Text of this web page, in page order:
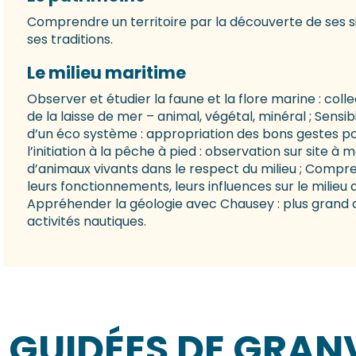
Comprendre un territoire par la découverte de ses
ses traditions.
Le milieu maritime
Observer et étudier la faune et la flore marine :
de la laisse de mer – animal, végétal, minéral ;
d’un éco système : appropriation des bons gestes
l’initiation à la pêche à pied : observation sur site à
d’animaux vivants dans le respect du milieu ;
leurs fonctionnements, leurs influences sur le
Appréhender la géologie avec Chausey : plus grand
activités nautiques.